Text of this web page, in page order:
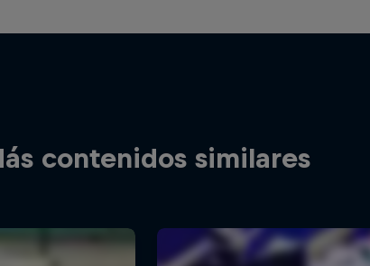
contenidos similares